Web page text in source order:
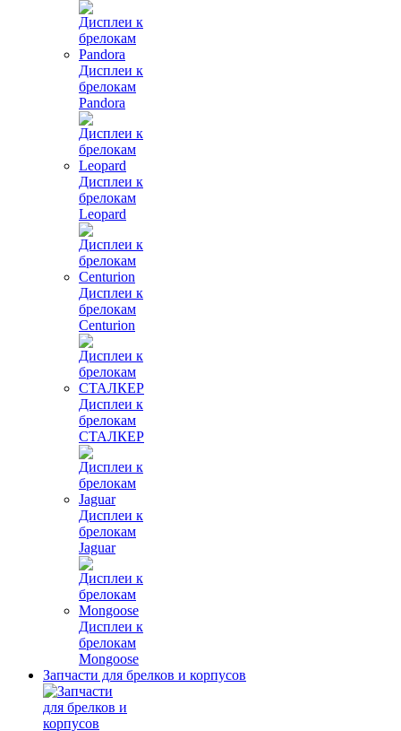
Дисплеи к
брелокам
Pandora
Дисплеи к
брелокам
Leopard
Дисплеи к
брелокам
Centurion
Дисплеи к
брелокам
СТАЛКЕР
Дисплеи к
брелокам
Jaguar
Дисплеи к
брелокам
Mongoose
Запчасти для брелков и корпусов